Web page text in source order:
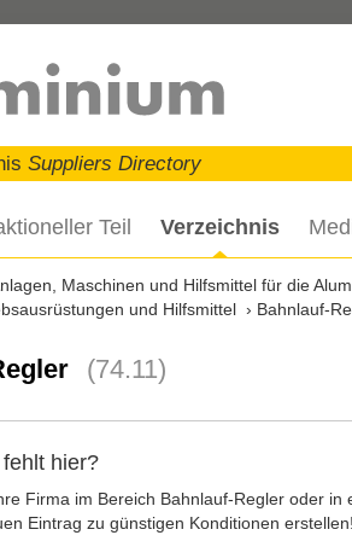
Suppliers Directory
Teil Verzeichnis
Maschinen und Hilfsmittel für die
und Hilfsmittel
Bahnlauf-
(74.11)
hier?
Firma im Bereich Bahnlauf-Regler oder
Eintrag zu günstigen Konditionen